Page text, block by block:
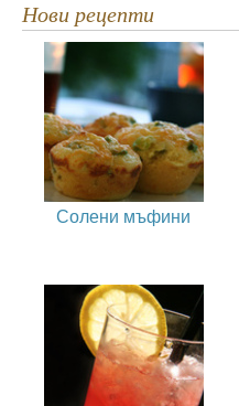
Нови рецепти
Солени мъфини